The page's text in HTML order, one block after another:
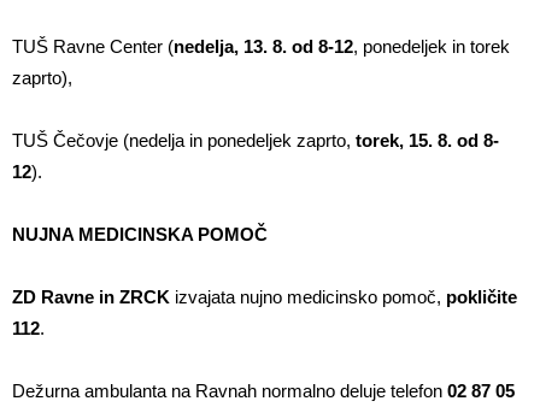
TUŠ Ravne Center (nedelja, 13. 8. od 8-12, ponedeljek in torek
zaprto),
TUŠ Čečovje (nedelja in ponedeljek zaprto, torek, 15. 8. od 8-
12).
NUJNA MEDICINSKA POMOČ
ZD Ravne in ZRCK izvajata nujno medicinsko pomoč, pokličite
112.
Dežurna ambulanta na Ravnah normalno deluje telefon 02 87 05